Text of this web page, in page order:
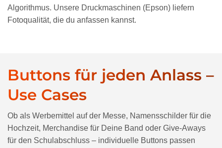
Algorithmus. Unsere Druckmaschinen (Epson) liefern
Fotoqualität, die du anfassen kannst.
Buttons für jeden Anlass –
Use Cases
Ob als Werbemittel auf der Messe, Namensschilder für die
Hochzeit, Merchandise für Deine Band oder Give-Aways
für den Schulabschluss – individuelle Buttons passen